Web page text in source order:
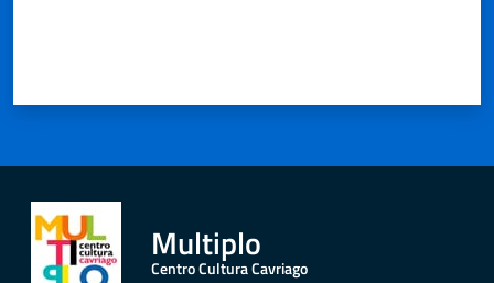
Multiplo
Centro Cultura Cavriago